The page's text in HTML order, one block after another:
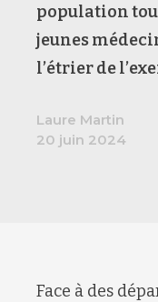
population
jeunes
l’étrier de
Laure Martin
20 juin 2024
Face à des